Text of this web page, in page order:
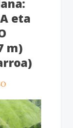
eta
m)